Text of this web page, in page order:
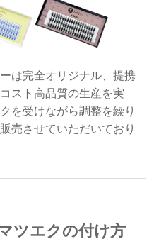
は完全オリジナル、提携
スト高品質の生産を実
を受けながら調整を繰り
売させていただいており
ツエクの付け方